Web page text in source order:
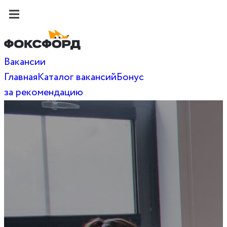
Вакансии
ГлавнаяКаталог вакансийБонус
за рекомендацию